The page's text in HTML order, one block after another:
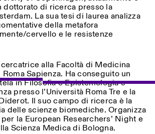
dottorato di ricerca presso la
La sua tesi di laurea analizza
della metafora
cervello e le resistenze
alla Facoltà di Medicina
Sapienza. Ha conseguito un
in Filosofia e Epistemologia e
presso l’Università Roma Tre e la
Il suo campo di ricerca è la
delle scienze biomediche. Organizza
la European Researchers’ Night e
Scienza Medica di Bologna.